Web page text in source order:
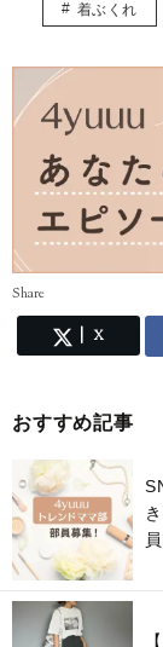
着ぶくれ
Share
X
おすすめ記事